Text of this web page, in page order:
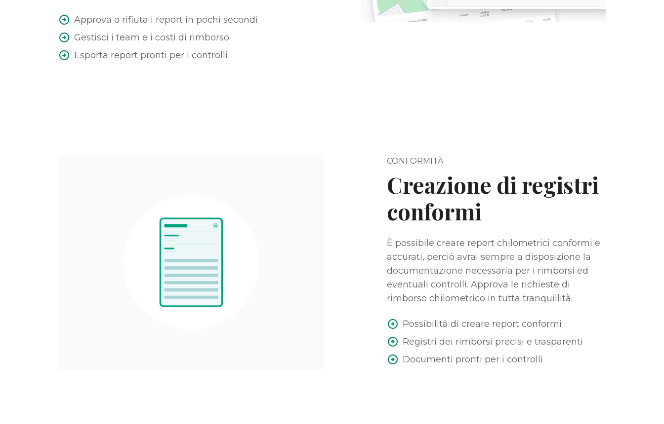
Approva o rifiuta i report in pochi secondi
Gestisci i team e i costi di rimborso
Esporta report pronti per i controlli
CONFORMITÀ
Creazione di registri
conformi
È possibile creare report chilometrici conformi e
accurati, perciò avrai sempre a disposizione la
documentazione necessaria per i rimborsi ed
eventuali controlli. Approva le richieste di
rimborso chilometrico in tutta tranquillità.
Possibilità di creare report conformi
Registri dei rimborsi precisi e trasparenti
Documenti pronti per i controlli